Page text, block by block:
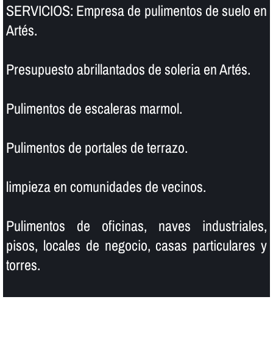
SERVICIOS: Empresa de pulimentos de suelo en
Artés.
Presupuesto abrillantados de soleria en Artés.
Pulimentos de escaleras marmol.
Pulimentos de portales de terrazo.
limpieza en comunidades de vecinos.
Pulimentos de oficinas, naves industriales,
pisos, locales de negocio, casas particulares y
torres.